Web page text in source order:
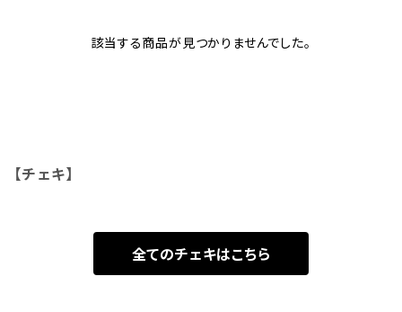
該当する商品が見つかりませんでした。
【チェキ】
全てのチェキはこちら